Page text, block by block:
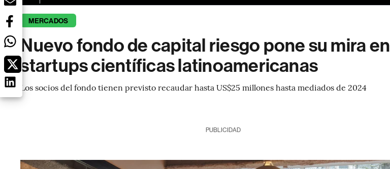
MERCADOS
Nuevo fondo de capital riesgo pone su mira en
startups científicas latinoamericanas
Los socios del fondo tienen previsto recaudar hasta US$25 millones hasta mediados de 2024
PUBLICIDAD